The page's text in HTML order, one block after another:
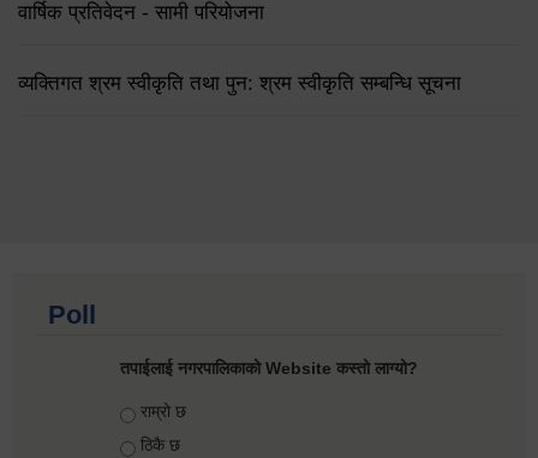
वार्षिक प्रतिवेदन - सामी परियोजना
व्यक्तिगत श्रम स्वीकृति तथा पुन: श्रम स्वीकृति सम्बन्धि सूचना
Poll
तपाईलाई नगरपालिकाको Website कस्तो लाग्यो?
Choices
राम्रो छ
ठिकै छ